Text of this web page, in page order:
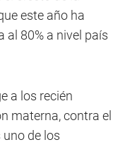
este año ha
al 80% a nivel país
a los recién
materna, contra el
de los